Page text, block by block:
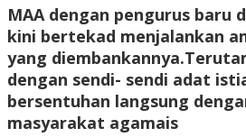
MAA dengan pengurus baru
kini bertekad menjalankan
yang
dengan sendi- sendi adat
bersentuhan langsung
masyarakat agamais